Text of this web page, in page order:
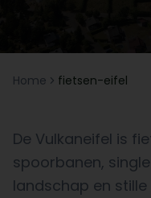
Home fietsen-eifel
De Vulkaneifel is
spoorbanen,
landschap en